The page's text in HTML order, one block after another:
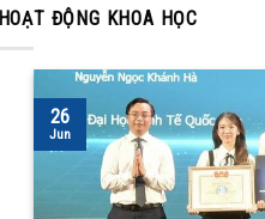
HOẠT ĐỘNG KHOA HỌC
26
Jun